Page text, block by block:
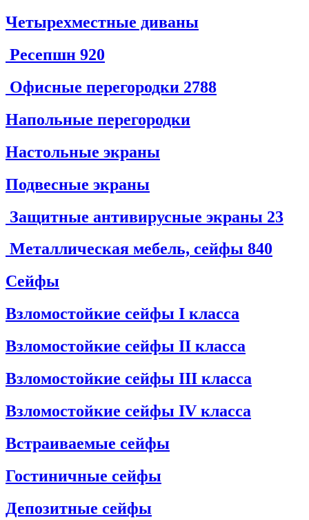
Четырехместные диваны
Ресепшн 920
Офисные перегородки 2788
Напольные перегородки
Настольные экраны
Подвесные экраны
Защитные антивирусные экраны 23
Металлическая мебель, сейфы 840
Сейфы
Взломостойкие сейфы I класса
Взломостойкие сейфы II класса
Взломостойкие сейфы III класса
Взломостойкие сейфы IV класса
Встраиваемые сейфы
Гостиничные сейфы
Депозитные сейфы